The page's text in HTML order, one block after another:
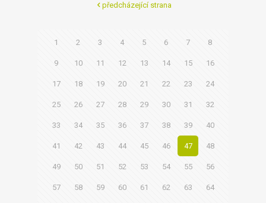
předcházející strana
1 2 3 4 5 6 7 8
9 10 11 12 13 14 15 16
17 18 19 20 21 22 23 24
25 26 27 28 29 30 31 32
33 34 35 36 37 38 39 40
41 42 43 44 45 46 47 48
49 50 51 52 53 54 55 56
57 58 59 60 61 62 63 64